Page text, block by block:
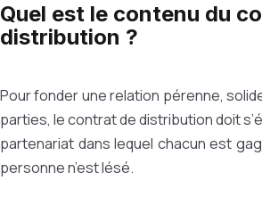
Quel est le contenu du
distribution ?
Pour fonder une relation pérenne,
parties, le contrat de distribution doit
partenariat dans lequel chacun est
personne n’est lésé.